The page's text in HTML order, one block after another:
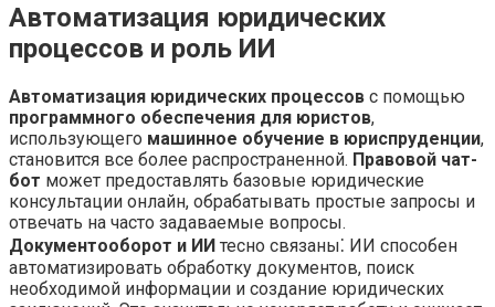
Автоматизация юридических
процессов и роль ИИ
Автоматизация юридических процессов с помощью
программного обеспечения для юристов,
использующего машинное обучение в юриспруденции,
становится все более распространенной. Правовой чат-
бот может предоставлять базовые юридические
консультации онлайн, обрабатывать простые запросы и
отвечать на часто задаваемые вопросы.
Документооборот и ИИ тесно связаны⁚ ИИ способен
автоматизировать обработку документов, поиск
необходимой информации и создание юридических